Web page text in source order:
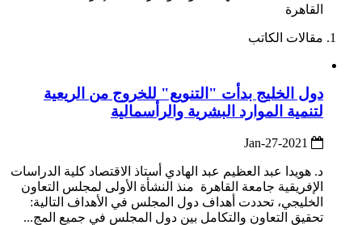
القاهرة
مقالات الكاتب
دول الخليج بدأت "التنويع" للخروج من الريعية
لتنمية الموارد البشرية والرأسمالية
د. هويدا عبد العظيم عبد الهادي أستاذ الاقتصاد كلية الدراسات
الإفريقية جامعة القاهرة منذ النشأة الأولى لمجلس التعاون
الخليجي، تحددت أهداف دول المجلس في الأهداف التالية:
تحقيق التعاون والتكامل بين دول المجلس في جميع المج...